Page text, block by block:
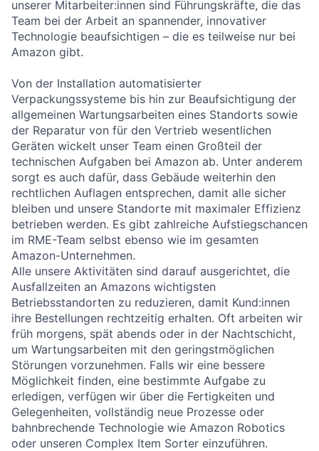
unserer Mitarbeiter:innen sind Führungskräfte, die das
Team bei der Arbeit an spannender, innovativer
Technologie beaufsichtigen – die es teilweise nur bei
Amazon gibt.
Von der Installation automatisierter
Verpackungssysteme bis hin zur Beaufsichtigung der
allgemeinen Wartungsarbeiten eines Standorts sowie
der Reparatur von für den Vertrieb wesentlichen
Geräten wickelt unser Team einen Großteil der
technischen Aufgaben bei Amazon ab. Unter anderem
sorgt es auch dafür, dass Gebäude weiterhin den
rechtlichen Auflagen entsprechen, damit alle sicher
bleiben und unsere Standorte mit maximaler Effizienz
betrieben werden. Es gibt zahlreiche Aufstiegschancen
im RME-Team selbst ebenso wie im gesamten
Amazon-Unternehmen.
Alle unsere Aktivitäten sind darauf ausgerichtet, die
Ausfallzeiten an Amazons wichtigsten
Betriebsstandorten zu reduzieren, damit Kund:innen
ihre Bestellungen rechtzeitig erhalten. Oft arbeiten wir
früh morgens, spät abends oder in der Nachtschicht,
um Wartungsarbeiten mit den geringstmöglichen
Störungen vorzunehmen. Falls wir eine bessere
Möglichkeit finden, eine bestimmte Aufgabe zu
erledigen, verfügen wir über die Fertigkeiten und
Gelegenheiten, vollständig neue Prozesse oder
bahnbrechende Technologie wie Amazon Robotics
oder unseren Complex Item Sorter einzuführen.